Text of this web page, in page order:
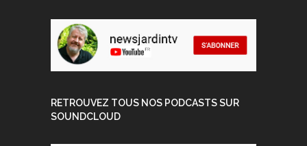
RETROUVEZ TOUS NOS PODCASTS SUR
SOUNDCLOUD